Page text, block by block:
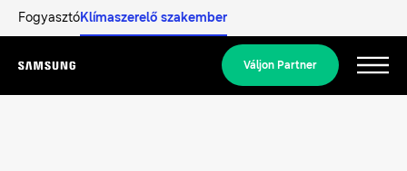
FogyasztóKlímaszerelő szakember
Menu
Váljon Partner